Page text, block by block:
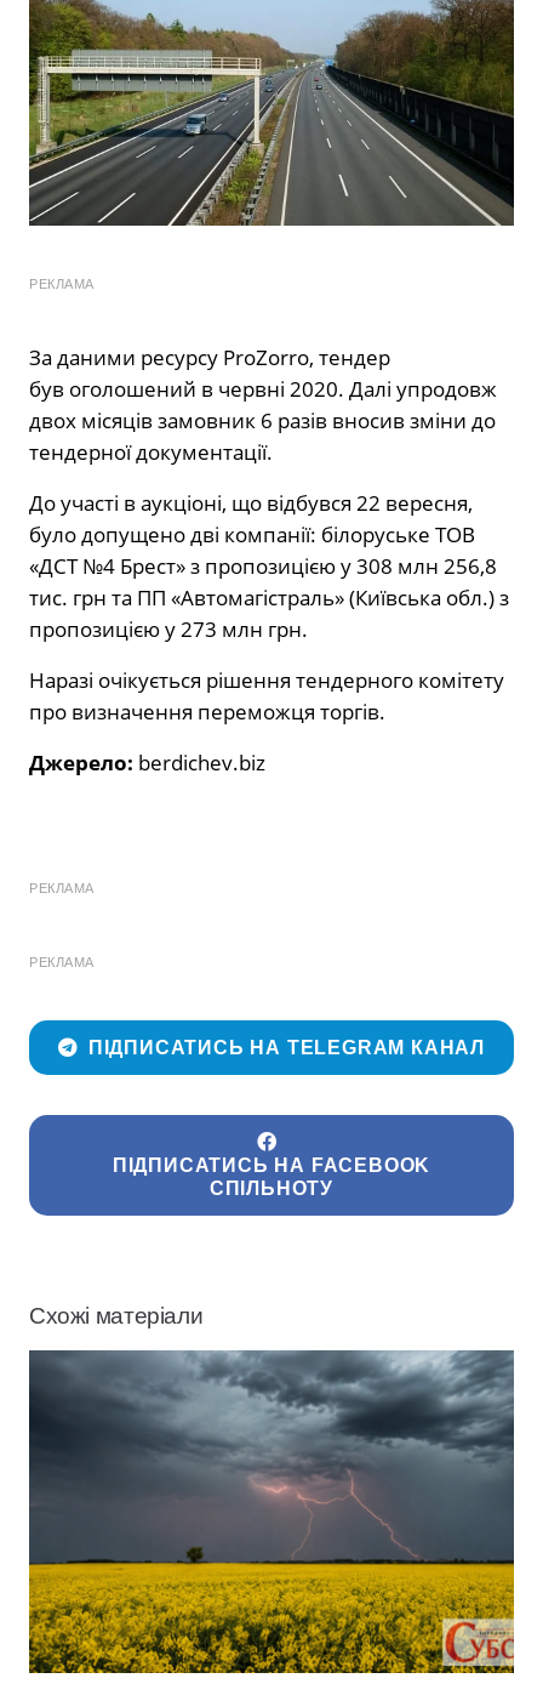
РЕКЛАМА
За даними ресурсу ProZorro, тендер
був оголошений в червні 2020. Далі упродовж
двох місяців замовник 6 разів вносив зміни до
тендерної документації.
До участі в аукціоні, що відбувся 22 вересня,
було допущено дві компанії: білоруське ТОВ
«ДСТ №4 Брест» з пропозицією у 308 млн 256,8
тис. грн та ПП «Автомагістраль» (Київська обл.) з
пропозицією у 273 млн грн.
Наразі очікується рішення тендерного комітету
про визначення переможця торгів.
Джерело: berdichev.biz
РЕКЛАМА
РЕКЛАМА
ПІДПИСАТИСЬ НА TELEGRAM КАНАЛ
ПІДПИСАТИСЬ НА FACEBOOK
СПІЛЬНОТУ
Схожі матеріали